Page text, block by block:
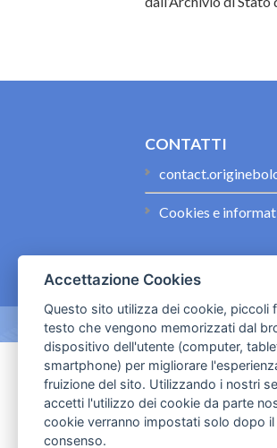
CONTATTI
Cookies e
Accettazione Cookies
Questo sito utilizza dei cookie, piccoli
testo che vengono memorizzati dal
dispositivo dell'utente (computer,
smartphone) per migliorare
fruizione del sito. Utilizzando i nostri
accetti l'utilizzo dei cookie da parte
cookie verranno impostati solo dopo il
consenso.